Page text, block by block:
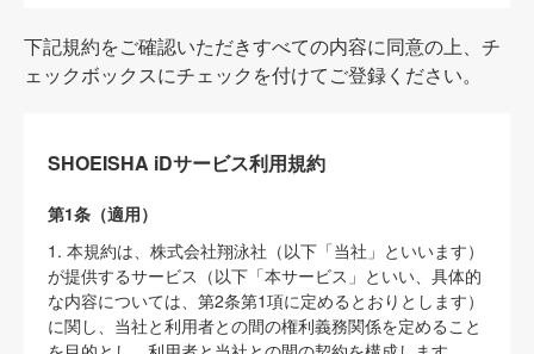
下記規約をご確認いただきすべての内容に同意の上、チ
ェックボックスにチェックを付けてご登録ください。
SHOEISHA iDサービス利用規約
第1条（適用）
1. 本規約は、株式会社翔泳社（以下「当社」といいます）
が提供するサービス（以下「本サービス」といい、具体的
な内容については、第2条第1項に定めるとおりとします）
に関し、当社と利用者との間の権利義務関係を定めること